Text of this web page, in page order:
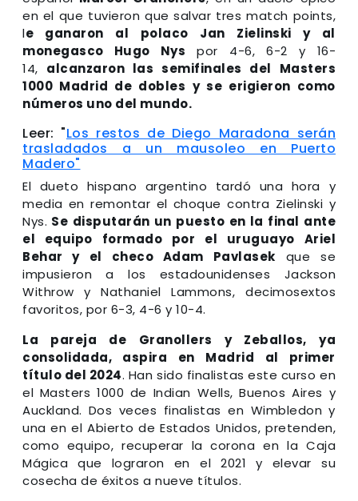
en el que tuvieron que salvar tres match points,
le ganaron al polaco Jan Zielinski y al
monegasco Hugo Nys por 4-6, 6-2 y 16-
14, alcanzaron las semifinales del Masters
1000 Madrid de dobles y se erigieron como
números uno del mundo.
Leer: "Los restos de Diego Maradona serán
trasladados a un mausoleo en Puerto
Madero"
El dueto hispano argentino tardó una hora y
media en remontar el choque contra Zielinski y
Nys. Se disputarán un puesto en la final ante
el equipo formado por el uruguayo Ariel
Behar y el checo Adam Pavlasek que se
impusieron a los estadounidenses Jackson
Withrow y Nathaniel Lammons, decimosextos
favoritos, por 6-3, 4-6 y 10-4.
La pareja de Granollers y Zeballos, ya
consolidada, aspira en Madrid al primer
título del 2024. Han sido finalistas este curso en
el Masters 1000 de Indian Wells, Buenos Aires y
Auckland. Dos veces finalistas en Wimbledon y
una en el Abierto de Estados Unidos, pretenden,
como equipo, recuperar la corona en la Caja
Mágica que lograron en el 2021 y elevar su
cosecha de éxitos a nueve títulos.